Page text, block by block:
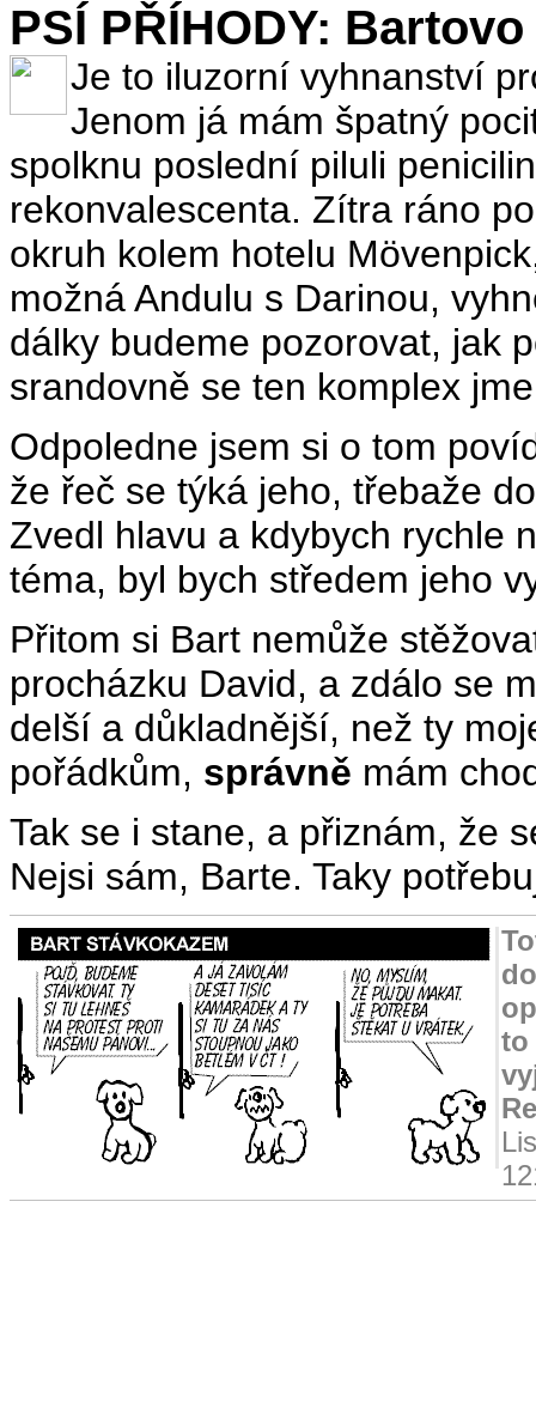
PSÍ PŘÍHODY:
Je to iluzorní vyhnanství
Jenom já mám špatný
spolknu poslední piluli
rekonvalescenta. Zítra ráno
okruh kolem hotelu
možná Andulu s Darinou,
dálky budeme pozorovat, jak
srandovně se ten komplex
Odpoledne jsem si o tom
že řeč se týká jeho, třebaže
Zvedl hlavu a kdybych rychle
téma, byl bych středem jeho
Přitom si Bart nemůže
procházku David, a zdálo se
delší a důkladnější, než ty
pořádkům, správně mám
Tak se i stane, a přiznám, že
Nejsi sám, Barte. Taky
to